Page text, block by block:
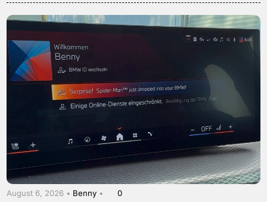
August 6, 2026 • Benny • 0